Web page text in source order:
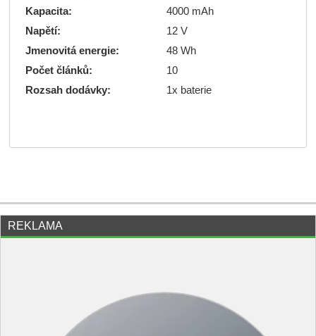
Kapacita:
4000 mAh
Napětí:
12 V
Jmenovitá energie:
48 Wh
Počet článků:
10
Rozsah dodávky:
1x baterie
REKLAMA